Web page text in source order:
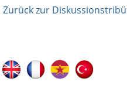
Zurück zur